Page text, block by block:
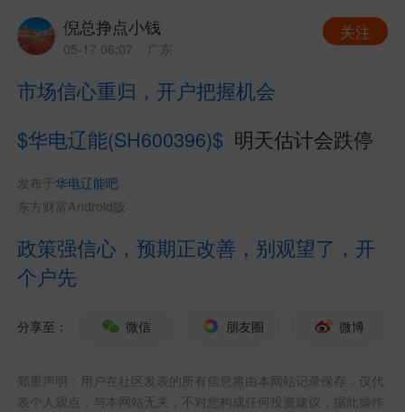
倪总挣点小钱
05-17 06:07 · 广东
关注
市场信心重归，开户把握机会
$华电辽能(SH600396)$ 明天估计会跌停
发布于华电辽能吧
东方财富Android版
政策强信心，预期正改善，别观望了，开
个户先
分享至： 微信 朋友圈 微博
郑重声明：用户在社区发表的所有信息将由本网站记录保存，仅代
表个人观点，与本网站无关，不对您构成任何投资建议，据此操作